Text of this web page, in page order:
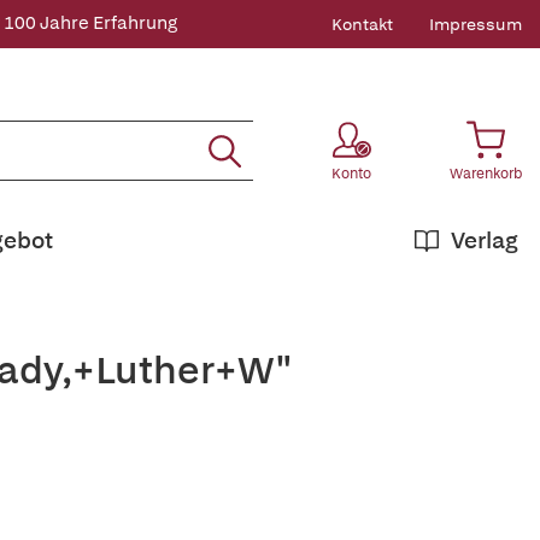
100 Jahre Erfahrung Kontakt Impressum
Konto Warenkorb
Verlag